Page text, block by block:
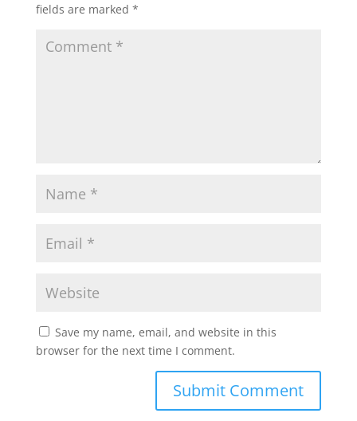
fields are marked *
Save my name, email, and website in this
browser for the next time I comment.